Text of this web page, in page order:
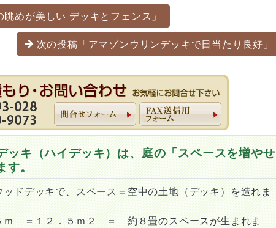
めが美しい デッキとフェンス」
次の投稿「アマゾンウリンデッキで日当たり良好」
キ（ハイデッキ）は、庭の「スペースを増やせ
す。
ドデッキで、スペース＝空中の土地（デッキ）を造れま
ｍ ＝１２．５ｍ２ ＝ 約８畳のスペースが生まれま